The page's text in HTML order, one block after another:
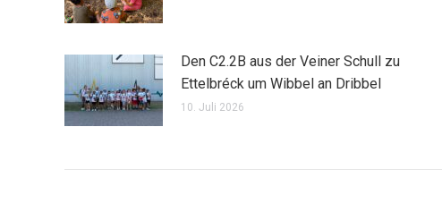
Den C2.2B aus der Veiner Schull zu
Ettelbréck um Wibbel an Dribbel
10. Juli 2026